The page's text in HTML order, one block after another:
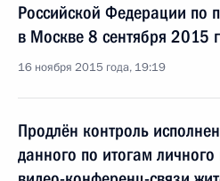
Российской Федерации по
в Москве 8 сентября 2015
16 ноября 2015 года, 19:19
Продлён контроль
данного по итогам